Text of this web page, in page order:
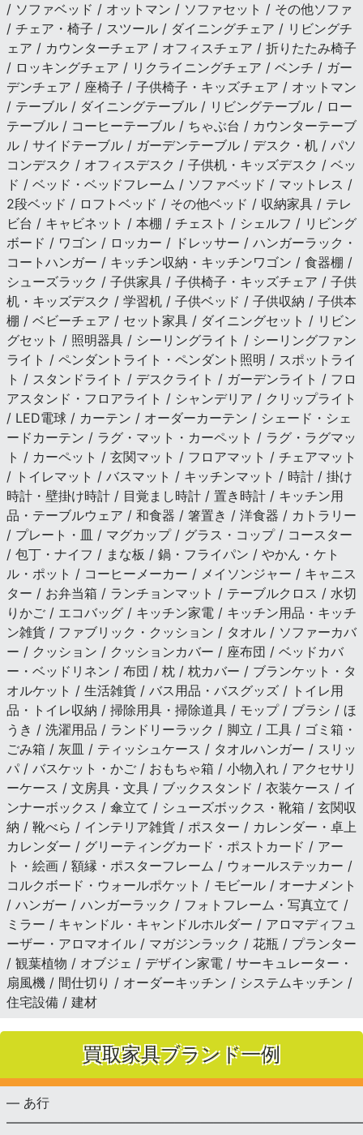
/ ソファベッド / オットマン / ソファセット / その他ソファ
/ チェア・椅子 / スツール / ダイニングチェア / リビングチ
ェア / カウンターチェア / オフィスチェア / 折りたたみ椅子
/ ロッキングチェア / リクライニングチェア / ベンチ / ガー
デンチェア / 座椅子 / 子供椅子・キッズチェア / オットマン
/ テーブル / ダイニングテーブル / リビングテーブル / ロー
テーブル / コーヒーテーブル / ちゃぶ台 / カウンターテーブ
ル / サイドテーブル / ガーデンテーブル / デスク・机 / パソ
コンデスク / オフィスデスク / 子供机・キッズデスク / ベッ
ド / ベッド・ベッドフレーム / ソファベッド / マットレス /
2段ベッド / ロフトベッド / その他ベッド / 収納家具 / テレ
ビ台 / キャビネット / 本棚 / チェスト / シェルフ / リビング
ボード / ワゴン / ロッカー / ドレッサー / ハンガーラック・
コートハンガー / キッチン収納・キッチンワゴン / 食器棚 /
シューズラック / 子供家具 / 子供椅子・キッズチェア / 子供
机・キッズデスク / 学習机 / 子供ベッド / 子供収納 / 子供本
棚 / ベビーチェア / セット家具 / ダイニングセット / リビン
グセット / 照明器具 / シーリングライト / シーリングファン
ライト / ペンダントライト・ペンダント照明 / スポットライ
ト / スタンドライト / デスクライト / ガーデンライト / フロ
アスタンド・フロアライト / シャンデリア / クリップライト
/ LED電球 / カーテン / オーダーカーテン / シェード・シェ
ードカーテン / ラグ・マット・カーペット / ラグ・ラグマッ
ト / カーペット / 玄関マット / フロアマット / チェアマット
/ トイレマット / バスマット / キッチンマット / 時計 / 掛け
時計・壁掛け時計 / 目覚まし時計 / 置き時計 / キッチン用
品・テーブルウェア / 和食器 / 箸置き / 洋食器 / カトラリー
/ プレート・皿 / マグカップ / グラス・コップ / コースター
/ 包丁・ナイフ / まな板 / 鍋・フライパン / やかん・ケト
ル・ポット / コーヒーメーカー / メイソンジャー / キャニス
ター / お弁当箱 / ランチョンマット / テーブルクロス / 水切
りかご / エコバッグ / キッチン家電 / キッチン用品・キッチ
ン雑貨 / ファブリック・クッション / タオル / ソファーカバ
ー / クッション / クッションカバー / 座布団 / ベッドカバ
ー・ベッドリネン / 布団 / 枕 / 枕カバー / ブランケット・タ
オルケット / 生活雑貨 / バス用品・バスグッズ / トイレ用
品・トイレ収納 / 掃除用具・掃除道具 / モップ / ブラシ / ほ
うき / 洗濯用品 / ランドリーラック / 脚立 / 工具 / ゴミ箱・
ごみ箱 / 灰皿 / ティッシュケース / タオルハンガー / スリッ
パ / バスケット・かご / おもちゃ箱 / 小物入れ / アクセサリ
ーケース / 文房具・文具 / ブックスタンド / 衣装ケース / イ
ンナーボックス / 傘立て / シューズボックス・靴箱 / 玄関収
納 / 靴べら / インテリア雑貨 / ポスター / カレンダー・卓上
カレンダー / グリーティングカード・ポストカード / アー
ト・絵画 / 額縁・ポスターフレーム / ウォールステッカー /
コルクボード・ウォールポケット / モビール / オーナメント
/ ハンガー / ハンガーラック / フォトフレーム・写真立て /
ミラー / キャンドル・キャンドルホルダー / アロマディフュ
ーザー・アロマオイル / マガジンラック / 花瓶 / プランター
/ 観葉植物 / オブジェ / デザイン家電 / サーキュレーター・
扇風機 / 間仕切り / オーダーキッチン / システムキッチン /
住宅設備 / 建材
買取家具ブランド一例
— あ行